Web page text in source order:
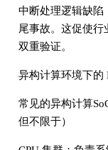
中断处理逻辑缺陷
尾事故。这促使行
双重验证。
异构计算环境下的
常见的异构计算
但不限于）